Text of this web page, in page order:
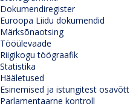
Dokumendiregister
Euroopa Liidu dokumendid
Märksõnaotsing
Tööülevaade
Riigikogu töögraafik
Statistika
Hääletused
Esinemised ja istungitest osavõtt
Parlamentaarne kontroll